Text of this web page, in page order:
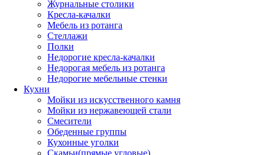
Журнальные столики
Кресла-качалки
Мебель из ротанга
Стеллажи
Полки
Недорогие кресла-качалки
Недорогая мебель из ротанга
Недорогие мебельные стенки
Кухни
Мойки из искусственного камня
Мойки из нержавеющей стали
Смесители
Обеденные группы
Кухонные уголки
Скамьи(прямые,угловые)